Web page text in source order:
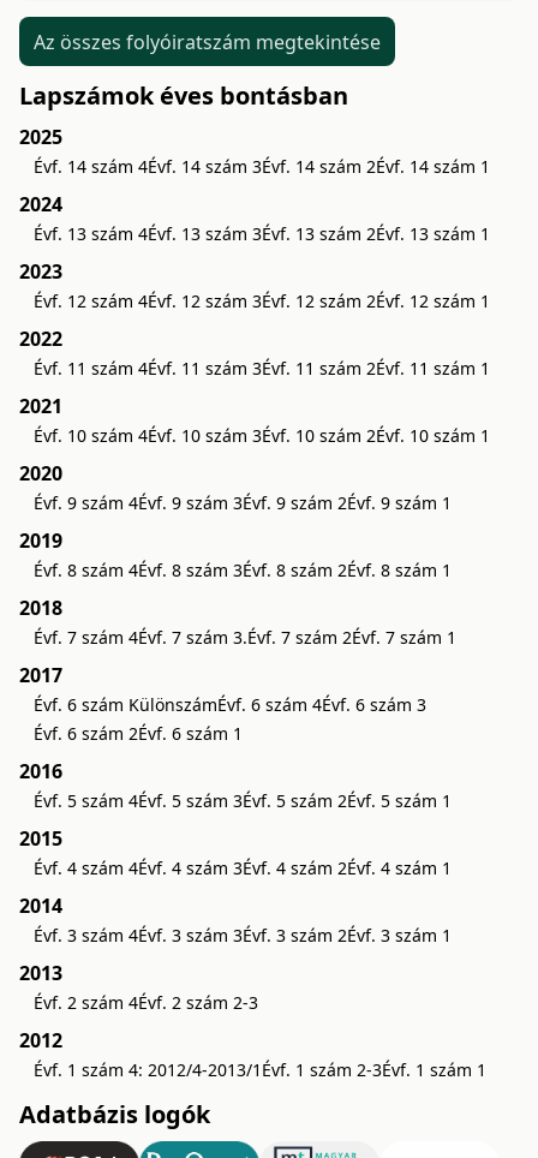
Az összes folyóiratszám megtekintése
Lapszámok éves bontásban
2025
Évf. 14 szám 4Évf. 14 szám 3Évf. 14 szám 2Évf. 14 szám 1
2024
Évf. 13 szám 4Évf. 13 szám 3Évf. 13 szám 2Évf. 13 szám 1
2023
Évf. 12 szám 4Évf. 12 szám 3Évf. 12 szám 2Évf. 12 szám 1
2022
Évf. 11 szám 4Évf. 11 szám 3Évf. 11 szám 2Évf. 11 szám 1
2021
Évf. 10 szám 4Évf. 10 szám 3Évf. 10 szám 2Évf. 10 szám 1
2020
Évf. 9 szám 4Évf. 9 szám 3Évf. 9 szám 2Évf. 9 szám 1
2019
Évf. 8 szám 4Évf. 8 szám 3Évf. 8 szám 2Évf. 8 szám 1
2018
Évf. 7 szám 4Évf. 7 szám 3.Évf. 7 szám 2Évf. 7 szám 1
2017
Évf. 6 szám KülönszámÉvf. 6 szám 4Évf. 6 szám 3
Évf. 6 szám 2Évf. 6 szám 1
2016
Évf. 5 szám 4Évf. 5 szám 3Évf. 5 szám 2Évf. 5 szám 1
2015
Évf. 4 szám 4Évf. 4 szám 3Évf. 4 szám 2Évf. 4 szám 1
2014
Évf. 3 szám 4Évf. 3 szám 3Évf. 3 szám 2Évf. 3 szám 1
2013
Évf. 2 szám 4Évf. 2 szám 2-3
2012
Évf. 1 szám 4: 2012/4-2013/1 Évf. 1 szám 2-3Évf. 1 szám 1
Adatbázis logók